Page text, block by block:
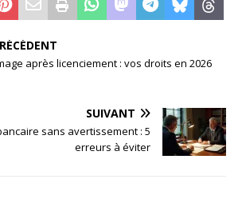
après licenciement : vos droits en 2026
SUIVANT
sans avertissement : 5
erreurs à éviter